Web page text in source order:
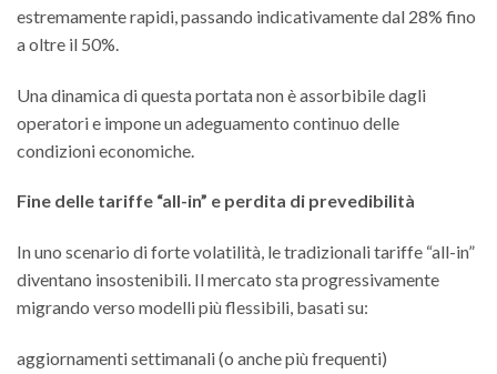
estremamente rapidi, passando indicativamente dal 28% fino
a oltre il 50%.
Una dinamica di questa portata non è assorbibile dagli
operatori e impone un adeguamento continuo delle
condizioni economiche.
Fine delle tariffe “all-in” e perdita di prevedibilità
In uno scenario di forte volatilità, le tradizionali tariffe “all-in”
diventano insostenibili. Il mercato sta progressivamente
migrando verso modelli più flessibili, basati su:
aggiornamenti settimanali (o anche più frequenti)